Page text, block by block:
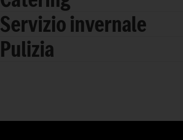
Servizio invernale
Pulizia